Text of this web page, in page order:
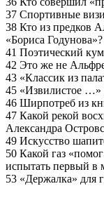
37 Спортивные
38 Кто из предков
«Бориса
41 Поэтический
42 Это же не
43 «Классик из
45 «Извилистое …»
46 Ширпотреб из
47 Какой рекой
Александра
49 Искусство
50 Какой газ
испытать первый в
53 «Держалка» для